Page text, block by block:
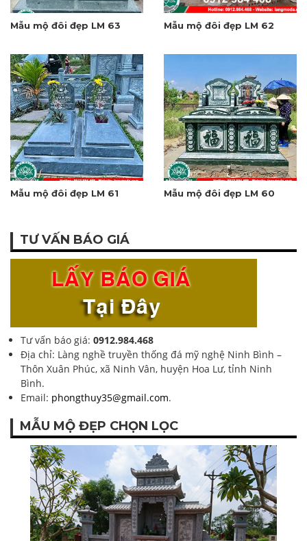
Mẫu mộ đôi đẹp LM 63 Mẫu mộ đôi đẹp LM 62
Mẫu mộ đôi đẹp LM 61 Mẫu mộ đôi đẹp LM 60
TƯ VẤN BÁO GIÁ
Tư vấn báo giá: 0912.984.468
Địa chỉ: Làng nghề truyền thống đá mỹ nghệ Ninh Bình –
Thôn Xuân Phúc, xã Ninh Vân, huyện Hoa Lư, tỉnh Ninh
Bình.
Email: phongthuy35@gmail.com.
MẪU MỘ ĐẸP CHỌN LỌC